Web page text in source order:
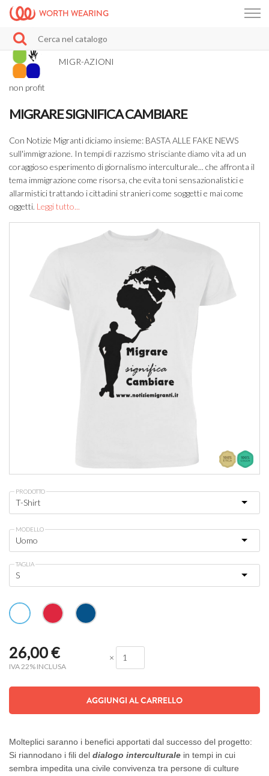
WORTH WEARING
MIGR-AZIONI
non profit
MIGRARE SIGNIFICA CAMBIARE
Con Notizie Migranti diciamo insieme: BASTA ALLE FAKE NEWS
sull'immigrazione. In tempi di razzismo strisciante diamo vita ad un
coraggioso esperimento di giornalismo interculturale... che affronta il
tema immigrazione come risorsa, che evita toni sensazionalistici e
allarmistici trattando i cittadini stranieri come soggetti e mai come
oggetti. Leggi tutto...
PRODOTTO
MODELLO
TAGLIA
26,00€
IVA 22% INCLUSA
×
AGGIUNGI AL CARRELLO
Molteplici saranno i benefici apportati dal successo del progetto:
Si riannodano i fili del dialogo interculturale in tempi in cui
sembra impedita una civile convivenza tra persone di culture